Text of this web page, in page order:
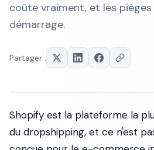
coûte vraiment, et les
démarrage.
Partager :
Shopify est la plateforme la
du dropshipping, et ce n'est